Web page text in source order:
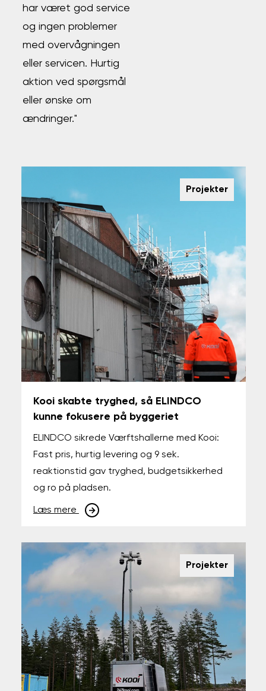
har været god service
og ingen problemer
med overvågningen
eller servicen. Hurtig
aktion ved spørgsmål
eller ønske om
ændringer."
Projekter
Kooi skabte tryghed, så ELINDCO
kunne fokusere på byggeriet
ELINDCO sikrede Værftshallerne med Kooi:
Fast pris, hurtig levering og 9 sek.
reaktionstid gav tryghed, budgetsikkerhed
og ro på pladsen.
Læs mere
Projekter